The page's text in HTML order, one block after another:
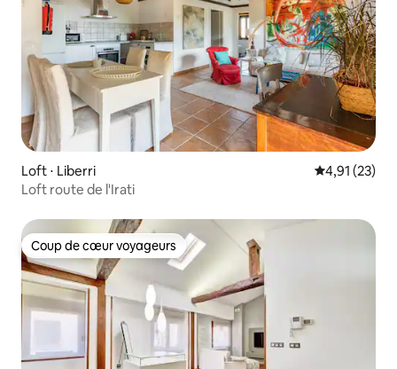
Loft ⋅ Liberri Évaluation
4,91 (23)
Loft route de l'Irati
Coup de cœur voyageurs
Coup de cœur voyageurs